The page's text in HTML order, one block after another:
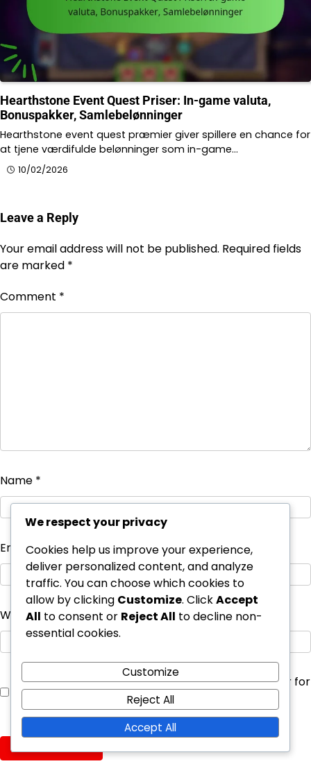
Hearthstone Event Quest Priser: In-game valuta,
Bonuspakker, Samlebelønninger
Hearthstone event quest præmier giver spillere en chance for
at tjene værdifulde belønninger som in-game…
10/02/2026
Leave a Reply
Your email address will not be published. Required fields
are marked *
Comment *
Name *
Email*
Website
Save my name, email, and website in this browser for
the next time I comment.
We respect your privacy
Cookies help us improve your experience,
deliver personalized content, and analyze
traffic. You can choose which cookies to
allow by clicking Customize. ClickAccept
All to consent or Reject All to decline non-
essential cookies.
Customize
Reject All
Accept All